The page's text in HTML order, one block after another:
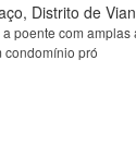
Distrito de
poente com amplas
condomínio pró